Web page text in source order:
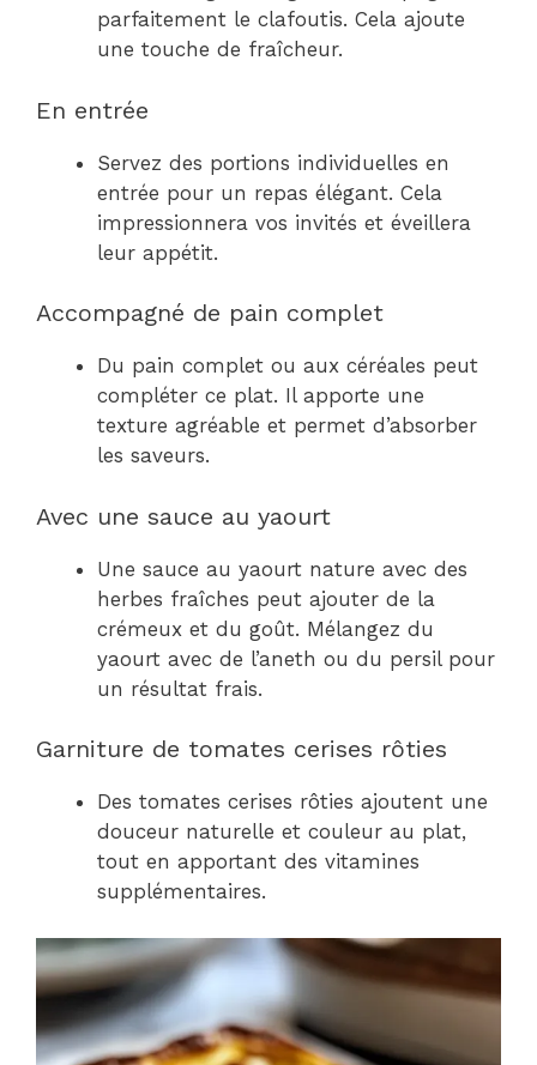
parfaitement le clafoutis. Cela ajoute
une touche de fraîcheur.
En entrée
Servez des portions individuelles en
entrée pour un repas élégant. Cela
impressionnera vos invités et éveillera
leur appétit.
Accompagné de pain complet
Du pain complet ou aux céréales peut
compléter ce plat. Il apporte une
texture agréable et permet d’absorber
les saveurs.
Avec une sauce au yaourt
Une sauce au yaourt nature avec des
herbes fraîches peut ajouter de la
crémeux et du goût. Mélangez du
yaourt avec de l’aneth ou du persil pour
un résultat frais.
Garniture de tomates cerises rôties
Des tomates cerises rôties ajoutent une
douceur naturelle et couleur au plat,
tout en apportant des vitamines
supplémentaires.